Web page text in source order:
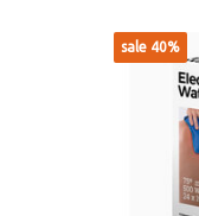
sale 40%